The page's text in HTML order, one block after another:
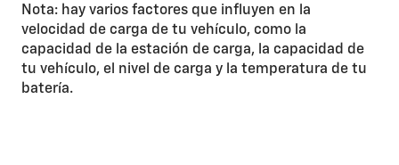
Nota: hay varios factores que influyen en la
velocidad de carga de tu vehículo, como la
capacidad de la estación de carga, la capacidad de
tu vehículo, el nivel de carga y la temperatura de tu
batería.